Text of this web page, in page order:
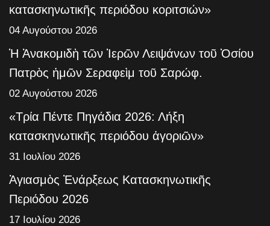
κατασκηνωτικῆς περιόδου κοριτσιών»
04 Αυγούστου 2026
Ἡ Ἀνακομιδὴ τῶν Ἱερῶν Λειψάνων τοῦ Ὁσίου
Πατρὸς ἡμῶν Σεραφεὶμ τοῦ Σαρώφ.
02 Αυγούστου 2026
«Τρία Πέντε Πηγάδια 2026: Λήξη
κατασκηνωτικῆς περιόδου ἀγοριῶν»
31 Ιουλίου 2026
Ἁγιασμὸς Ἐνάρξεως Κατασκηνωτικῆς
Περιόδου 2026
17 Ιουλίου 2026